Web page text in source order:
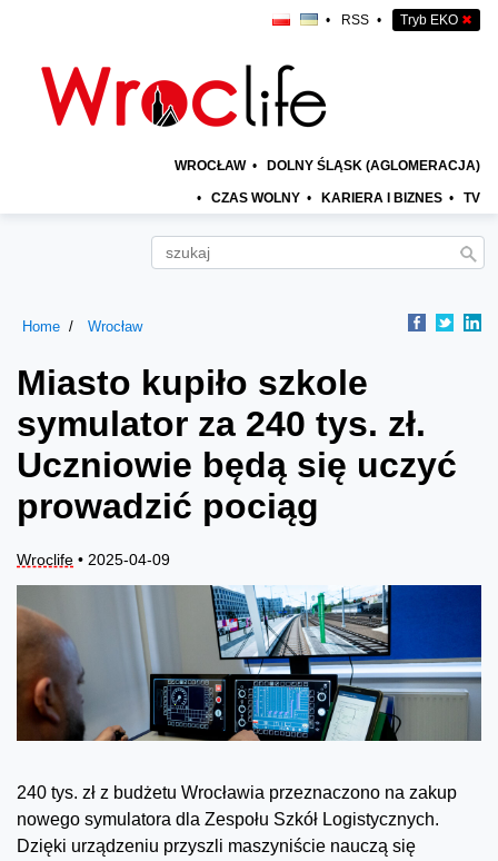
• RSS • Tryb EKO ✖
WROCŁAW • DOLNY ŚLĄSK (AGLOMERACJA)
• CZAS WOLNY • KARIERA I BIZNES • TV
Home Wrocław
Miasto kupiło szkole
symulator za 240 tys. zł.
Uczniowie będą się uczyć
prowadzić pociąg
Wroclife • 2025-04-09
240 tys. zł z budżetu Wrocławia przeznaczono na zakup
nowego symulatora dla Zespołu Szkół Logistycznych.
Dzięki urządzeniu przyszli maszyniście nauczą się